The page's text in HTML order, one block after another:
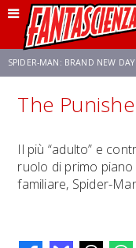
SPIDER-MAN: BRAND NEW DAY
FRANCO RICCIARDIELLO
NETFLIX SADIE SINK CELIA
The
Il più “adulto” e
ruolo di primo
familiare, Spider-